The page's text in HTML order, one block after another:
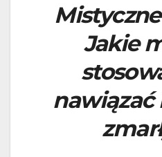
Jakie
nawiązać